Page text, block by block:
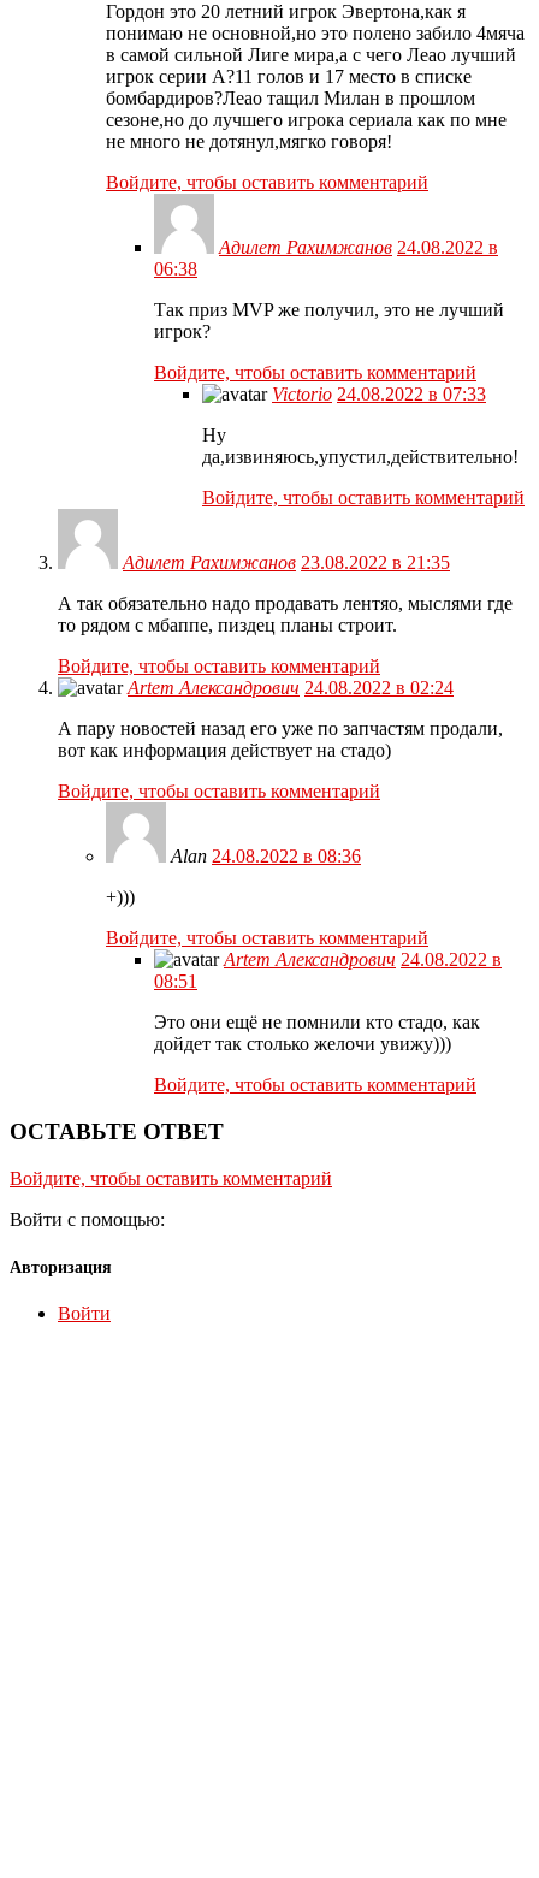
Гордон это 20 летний игрок Эвертона,как я
понимаю не основной,но это полено забило 4мяча
в самой сильной Лиге мира,а с чего Леао лучший
игрок серии А?11 голов и 17 место в списке
бомбардиров?Леао тащил Милан в прошлом
сезоне,но до лучшего игрока сериала как по мне
не много не дотянул,мягко говоря!
Войдите, чтобы оставить комментарий
Адилет Рахимжанов 24.08.2022 в
06:38
Так приз MVP же получил, это не лучший
игрок?
Войдите, чтобы оставить комментарий
Victorio 24.08.2022 в 07:33
Ну
да,извиняюсь,упустил,действительно!
Войдите, чтобы оставить комментарий
Адилет Рахимжанов 23.08.2022 в 21:35
А так обязательно надо продавать лентяо, мыслями где
то рядом с мбаппе, пиздец планы строит.
Войдите, чтобы оставить комментарий
Artem Александрович 24.08.2022 в 02:24
А пару новостей назад его уже по запчастям продали,
вот как информация действует на стадо)
Войдите, чтобы оставить комментарий
Alan 24.08.2022 в 08:36
+)))
Войдите, чтобы оставить комментарий
Artem Александрович 24.08.2022 в
08:51
Это они ещё не помнили кто стадо, как
дойдет так столько желочи увижу)))
Войдите, чтобы оставить комментарий
ОСТАВЬТЕ ОТВЕТ
Войдите, чтобы оставить комментарий
Войти с помощью:
Авторизация
Войти